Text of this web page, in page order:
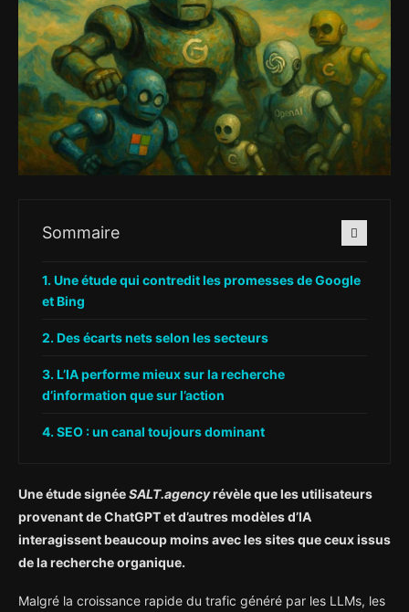
Sommaire
Une étude qui contredit les promesses de Google
et Bing
Des écarts nets selon les secteurs
L’IA performe mieux sur la recherche
d’information que sur l’action
SEO : un canal toujours dominant
Une étude signéeSALT.agencyrévèle que les utilisateurs
provenant de ChatGPT et d’autres modèles d’IA
interagissent beaucoup moins avec les sites que ceux issus
de la recherche organique.
Malgré la croissance rapide du trafic généré par les LLMs, les